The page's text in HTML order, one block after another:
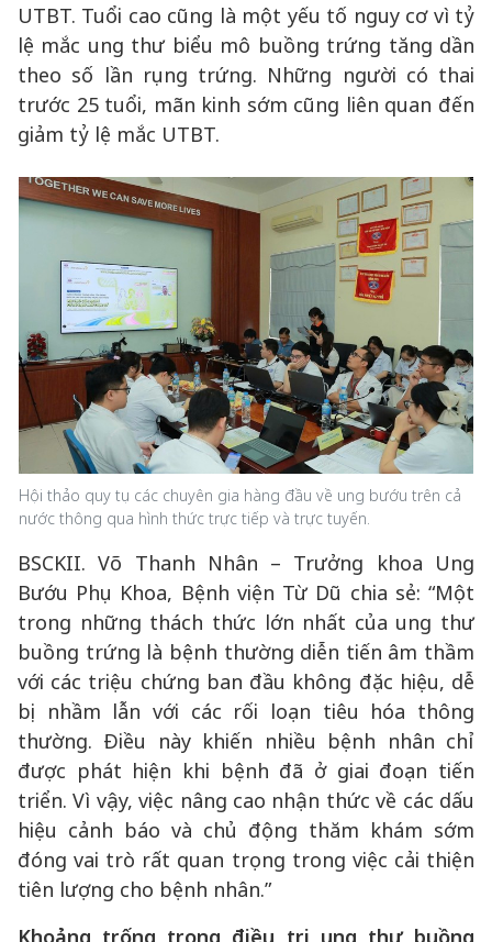
UTBT. Tuổi cao cũng là một yếu tố nguy cơ vì tỷ
lệ mắc ung thư biểu mô buồng trứng tăng dần
theo số lần rụng trứng. Những người có thai
trước 25 tuổi, mãn kinh sớm cũng liên quan đến
giảm tỷ lệ mắc UTBT.
Hội thảo quy tụ các chuyên gia hàng đầu về ung bướu trên cả
nước thông qua hình thức trực tiếp và trực tuyến.
BSCKII. Võ Thanh Nhân – Trưởng khoa Ung
Bướu Phụ Khoa, Bệnh viện Từ Dũ chia sẻ: “Một
trong những thách thức lớn nhất của ung thư
buồng trứng là bệnh thường diễn tiến âm thầm
với các triệu chứng ban đầu không đặc hiệu, dễ
bị nhầm lẫn với các rối loạn tiêu hóa thông
thường. Điều này khiến nhiều bệnh nhân chỉ
được phát hiện khi bệnh đã ở giai đoạn tiến
triển. Vì vậy, việc nâng cao nhận thức về các dấu
hiệu cảnh báo và chủ động thăm khám sớm
đóng vai trò rất quan trọng trong việc cải thiện
tiên lượng cho bệnh nhân.”
Khoảng trống trong điều trị ung thư buồng